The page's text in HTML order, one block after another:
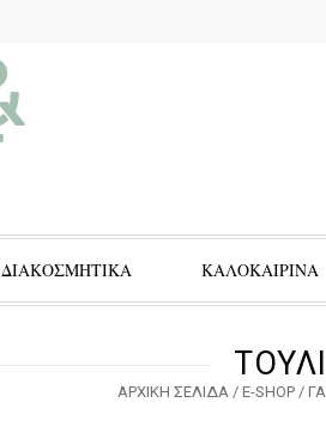
ΔΙΑΚΟΣΜΗΤΙΚΑ ΚΑΛΟΚΑΙΡΙΝΑ
ΑΡΧΙΚΉ ΣΕΛΊΔΑ / E-SHOP /